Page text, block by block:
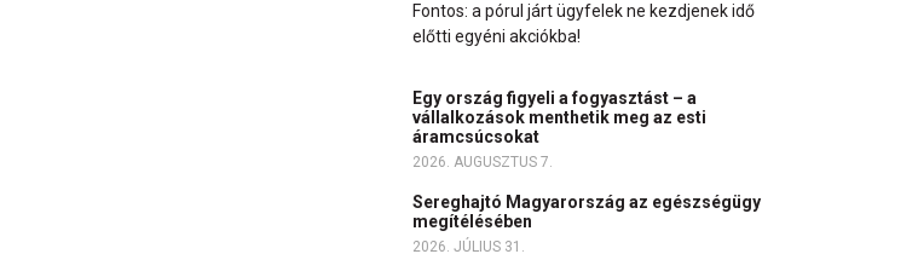
Fontos: a pórul járt ügyfelek ne kezdjenek idő
előtti egyéni akciókba!
Egy ország figyeli a fogyasztást – a
vállalkozások menthetik meg az esti
áramcsúcsokat
2026. AUGUSZTUS 7.
Sereghajtó Magyarország az egészségügy
megítélésében
2026. JÚLIUS 31.